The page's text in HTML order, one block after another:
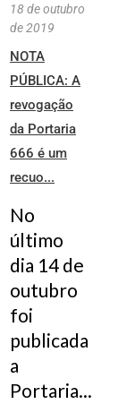
18 de outubro
de 2019
NOTA
PÚBLICA: A
revogação
da Portaria
666 é um
recuo...
No
último
dia 14 de
outubro
foi
publicada
a
Portaria...